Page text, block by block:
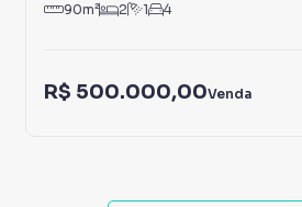
90m² 2 1 4
R$ 500.000,00Venda